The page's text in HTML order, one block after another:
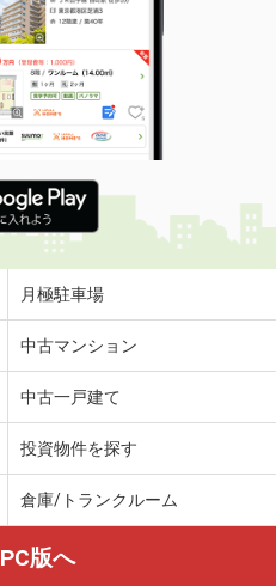
月極駐車場
中古マンション
中古一戸建て
投資物件を探す
倉庫/トランクルーム
PC版へ